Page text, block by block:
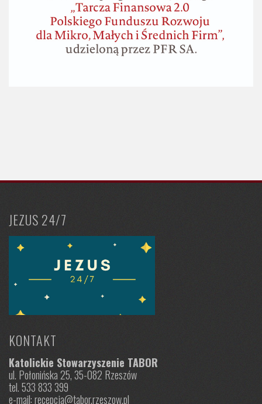
JEZUS 24/7
KONTAKT
Katolickie Stowarzyszenie TABOR
ul. Połonińska 25, 35-082 Rzeszów
tel. 533 833 399
e-mail: recepcja@tabor.rzeszow.pl